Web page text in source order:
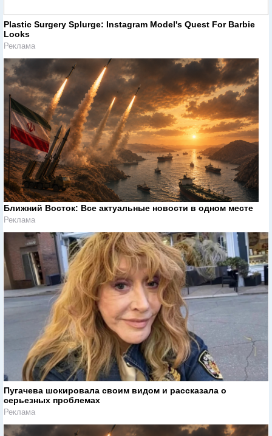
Plastic Surgery Splurge: Instagram Model's Quest For Barbie
Looks
Реклама
Ближний Восток: Все актуальные новости в одном месте
Реклама
Пугачева шокировала своим видом и рассказала о
серьезных проблемах
Реклама